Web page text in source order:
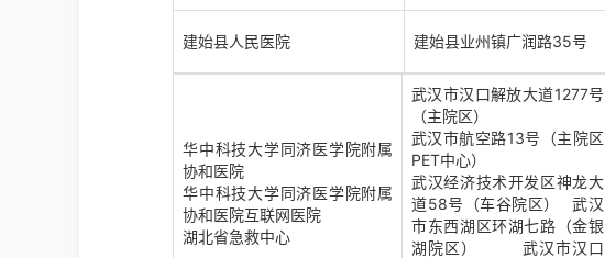
建始县人民医院 建始县业州镇广润路35号
华中科技大学同济医学院附属
协和医院
华中科技大学同济医学院附属
协和医院互联网医院
湖北省急救中心
武汉市汉口解放大道1277号
（主院区）
武汉市航空路13号（主院区
PET中心）
武汉经济技术开发区神龙大
道58号（车谷院区） 武汉
市东西湖区环湖七路（金银
湖院区） 武汉市汉口